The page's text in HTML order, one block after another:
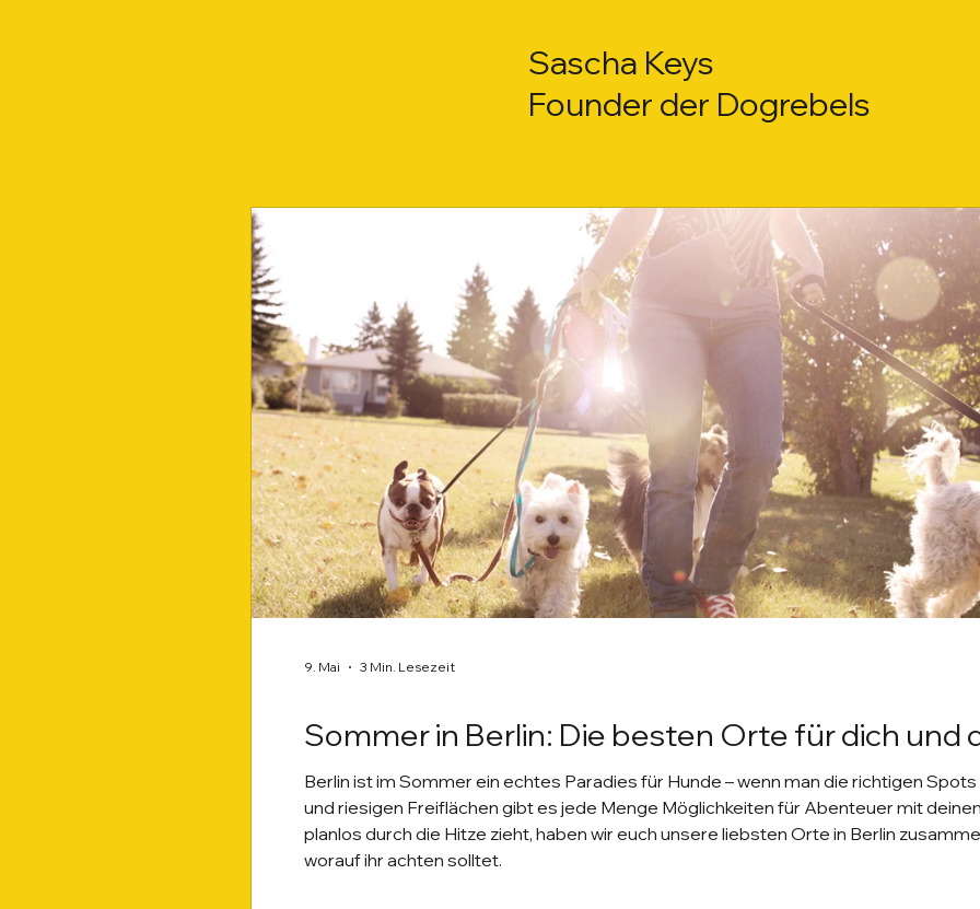
Sascha Keys
Founder der Dogrebels
Sommer in Berlin: Die besten Orte für dich und
Berlin ist im Sommer ein echtes Paradies für Hunde – wenn man die richtigen
und riesigen Freiflächen gibt es jede Menge Möglichkeiten für Abenteuer mit
planlos durch die Hitze zieht, haben wir euch unsere liebsten Orte in Berlin
worauf ihr achten solltet.
9. Mai 3 Min. Lesezeit